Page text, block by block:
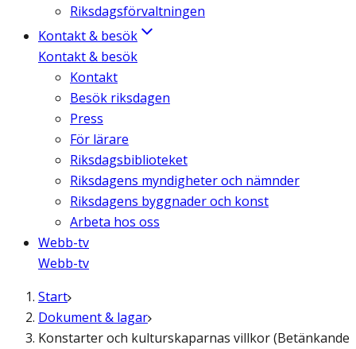
Riksdagsförvaltningen
Kontakt & besök
Kontakt & besök
Kontakt
Besök riksdagen
Press
För lärare
Riksdagsbiblioteket
Riksdagens myndigheter och nämnder
Riksdagens byggnader och konst
Arbeta hos oss
Webb-tv
Webb-tv
Start
Dokument & lagar
Konstarter och kulturskaparnas villkor (Betänkande